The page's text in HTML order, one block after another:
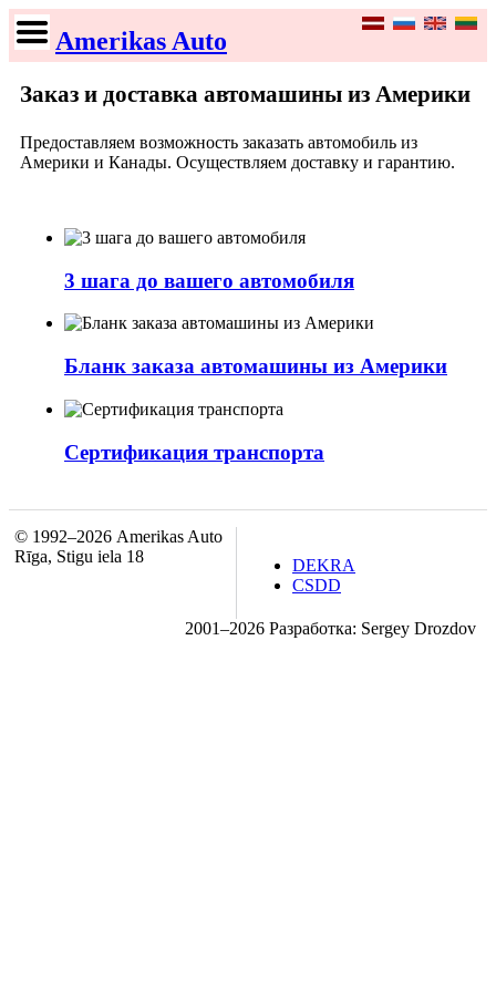
Amerikas Auto
Заказ и доставка автомашины из Америки
Предоставляем возможность заказать автомобиль из
Америки и Канады. Осуществляем доставку и гарантию.
3 шага до вашего автомобиля
Бланк заказа автомашины из Америки
Сертификация транспорта
© 1992–2026 Amerikas Auto
Rīga, Stigu iela 18
DEKRA
CSDD
2001–2026 Разработка: Sergey Drozdov